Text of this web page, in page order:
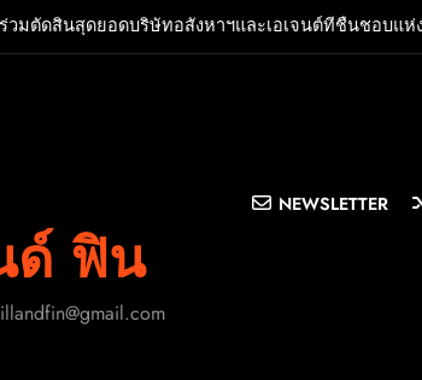
ร่วมตัดสินสุดยอดบริษัทอสังหาฯและเอเจนต์ที่ชื่นชอบแห่
เศษกับครอบครัว สร้างความทรงจำดีๆไปกับออนิกซ์ฮอส
ล “Ain’t In LA”พร้อมประกาศอัลบั้มเดบิวต์ PRIMA เตรี
ร่วมตัดสินสุดยอดบริษัทอสังหาฯและเอเจนต์ที่ชื่นชอบแห่ง
THE CLUB พร้อมปล่อยเอ็มวี “Cry Ugly” โดนใจแฟนค
เศษกับครอบครัว สร้างความทรงจำดีๆไปกับออนิกซ์ฮอส
ด์ ฟิน
NEWSLETTER